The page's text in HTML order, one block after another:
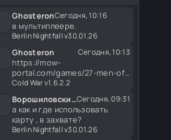
GhosteronСегодня, 10:16
в мультиплеере.
Berlin Nightfall v30.01.26
Ghosteron Сегодня, 10:13
https://mow-
portal.com/games/27-men-of-
war-assault-squad-v-tylu-
Cold War v1.6.2.2
Ворошиловский стрелокСегодня, 09:31
а как и где использовать
карту , в захвате?
Berlin Nightfall v30.01.26